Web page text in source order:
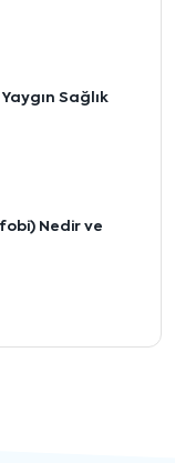
Sağlık
Nedir ve